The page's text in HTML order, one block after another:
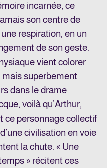
incarnée, ce
son centre de
respiration, en un
de son geste.
vient colorer
superbement
dans le drame
voilà qu’Arthur,
ce personnage collectif
civilisation en voie
la chute. « Une
» récitent ces